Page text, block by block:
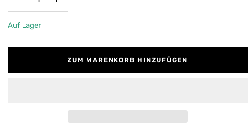
Menge
Menge
Auf Lager
ZUM WARENKORB HINZUFÜGEN